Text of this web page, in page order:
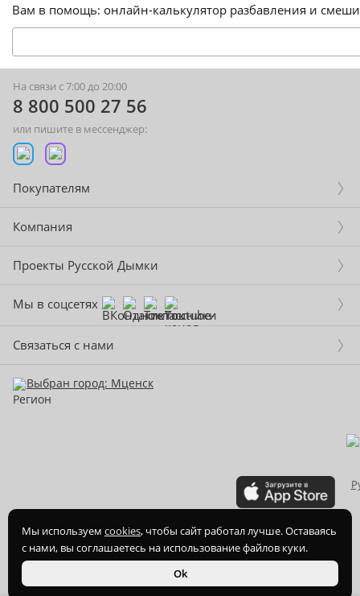
Вам в помощь: онлайн-калькулятор разбавления и
Мы используем cookies, чтобы сайт работал лучше. Оставаясь
с нами, вы соглашаетесь на использование файлов куки.
Ok
На связи с 7:00 до 20:00
8 800 500 27 56
или пишите в мессенджер:
Покупателям
Компания
Проекты Русской Дымки
Мы в соцсетях
Связаться с нами
Выбран город: Мценск
2015-2026© ООО Торгово-производственная компания Ханхи,
ОГРН 1164350070720